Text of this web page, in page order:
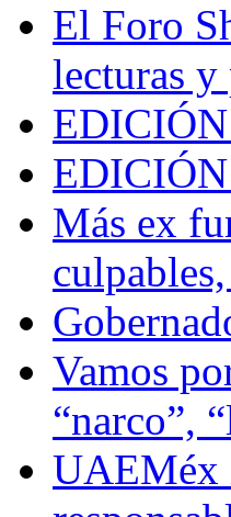
El Foro
lecturas y
Más ex
Vamos
“narco”,
UAEMéx